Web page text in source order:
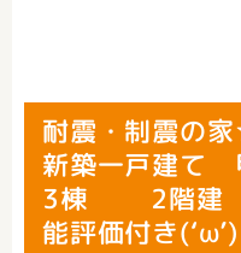
耐震・制震の
新築一戸建
3棟 2階建
能評価付き